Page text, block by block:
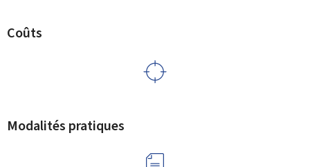
Coûts
Modalités pratiques